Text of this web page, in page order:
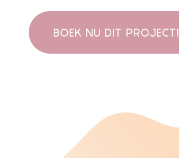
BOEK NU DIT PROJECT!